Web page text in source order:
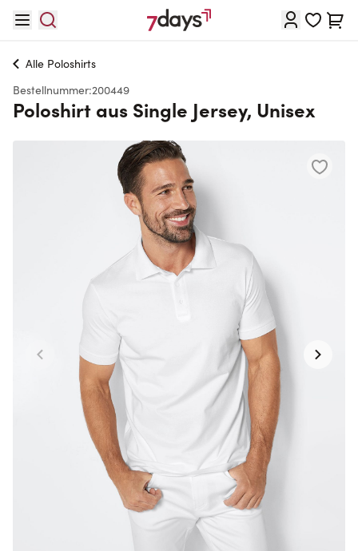
Alle Poloshirts
Bestellnummer:200449
Poloshirt aus Single Jersey, Unisex